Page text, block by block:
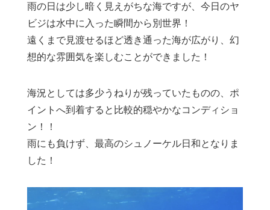
雨の日は少し暗く見えがちな海ですが、今日のヤ
ビジは水中に入った瞬間から別世界！
遠くまで見渡せるほど透き通った海が広がり、幻
想的な雰囲気を楽しむことができました！
海況としては多少うねりが残っていたものの、ポ
イントへ到着すると比較的穏やかなコンディショ
ン！！
雨にも負けず、最高のシュノーケル日和となりま
した！